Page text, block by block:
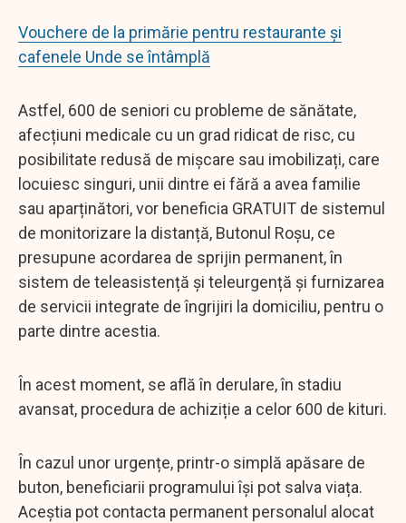
Vouchere de la primărie pentru restaurante și
cafenele Unde se întâmplă
Astfel, 600 de seniori cu probleme de sănătate,
afecțiuni medicale cu un grad ridicat de risc, cu
posibilitate redusă de mișcare sau imobilizați, care
locuiesc singuri, unii dintre ei fără a avea familie
sau aparținători, vor beneficia GRATUIT de sistemul
de monitorizare la distanță, Butonul Roșu, ce
presupune acordarea de sprijin permanent, în
sistem de teleasistență și teleurgență și furnizarea
de servicii integrate de îngrijiri la domiciliu, pentru o
parte dintre acestia.
În acest moment, se află în derulare, în stadiu
avansat, procedura de achiziție a celor 600 de kituri.
În cazul unor urgențe, printr-o simplă apăsare de
buton, beneficiarii programului își pot salva viața.
Aceștia pot contacta permanent personalul alocat